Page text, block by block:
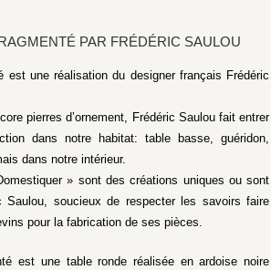
PAR FRÉDÉRIC SAULOU
est une réalisation du designer français Frédéric
pierres d’ornement, Frédéric Saulou fait entrer
dans notre habitat: table basse, guéridon,
dans notre intérieur.
» sont des créations uniques ou sont
Saulou, soucieux de respecter les savoirs faire
pour la fabrication de ses pièces.
est une table ronde réalisée en ardoise noire